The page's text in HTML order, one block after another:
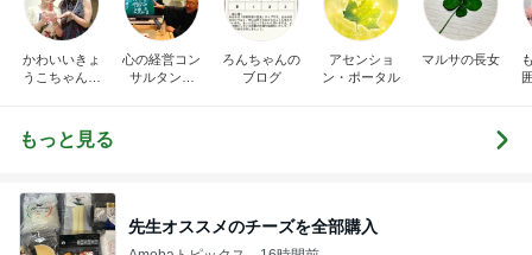
かわいいきょ
うこちゃんブ
心の経営コン
サルタント
ろんちゃんの
ブログ
アセンショ
ン・ポータル
マルサの長女
もっと見る
先生オススメのチーズを全部購入